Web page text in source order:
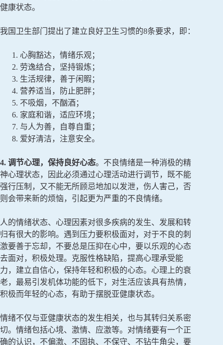
健康状态。
我国卫生部门提出了建立良好卫生习惯的8条要求，即：
心胸豁达，情绪乐观；
劳逸结合，坚持锻炼；
生活规律，善于闲暇；
营养适当，防止肥胖；
不吸烟，不酗酒；
家庭和谐，适应环境；
与人为善，自尊自重；
爱好清洁，注意安全。
4. 调节心理，保持良好心态。不良情绪是一种消极的精
神心理状态，因此必须通过心理活动进行调节，既不能
强行压制，又不能无所顾忌地加以发泄，伤人害己，否
则会带来新的烦恼，引起更为严重的不良情绪。
人的情绪状态、心理因素对很多疾病的发生、发展和转
归有很大的影响。遇到压力要积极面对，对于不良的刺
激要善于忘却，不要总是压抑在心中，要以乐观的心态
去面对，积极处理。克服性格缺陷，提高心理承受能
力，建立自信心，保持年轻和积极的心态。心理上的衰
老，最易引发机体功能的低下，对生活应该具有热情，
积极而年轻的心态，有助于摆脱亚健康状态。
情绪不仅与亚健康状态的发生相关，也与其转归关系密
切。情绪包括心境、激情、应激等。对情绪要有一个正
确的认识，不偏激、不固执、不保守、不钻牛角尖，要